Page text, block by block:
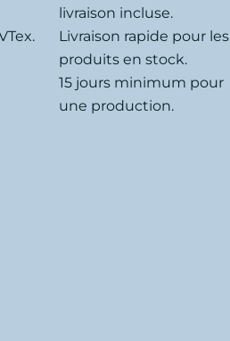
livraison incluse.
Livraison rapide pour les
produits en stock.
15 jours minimum pour
une production.